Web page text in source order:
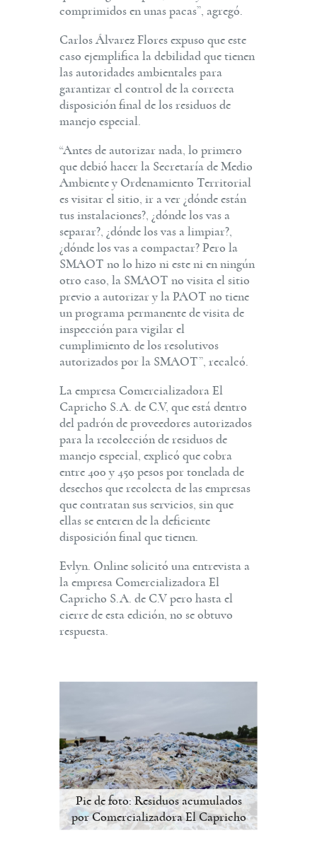
comprimidos en unas pacas”, agregó.
Carlos Álvarez Flores expuso que este
caso ejemplifica la debilidad que tienen
las autoridades ambientales para
garantizar el control de la correcta
disposición final de los residuos de
manejo especial.
“Antes de autorizar nada, lo primero
que debió hacer la Secretaría de Medio
Ambiente y Ordenamiento Territorial
es visitar el sitio, ir a ver ¿dónde están
tus instalaciones?, ¿dónde los vas a
separar?, ¿dónde los vas a limpiar?,
¿dónde los vas a compactar? Pero la
SMAOT no lo hizo ni este ni en ningún
otro caso, la SMAOT no visita el sitio
previo a autorizar y la PAOT no tiene
un programa permanente de visita de
inspección para vigilar el
cumplimiento de los resolutivos
autorizados por la SMAOT”, recalcó.
La empresa Comercializadora El
Capricho S.A. de C.V, que está dentro
del padrón de proveedores autorizados
para la recolección de residuos de
manejo especial, explicó que cobra
entre 400 y 450 pesos por tonelada de
desechos que recolecta de las empresas
que contratan sus servicios, sin que
ellas se enteren de la deficiente
disposición final que tienen.
Evlyn. Online solicitó una entrevista a
la empresa Comercializadora El
Capricho S.A. de C.V pero hasta el
cierre de esta edición, no se obtuvo
respuesta.
Pie de foto: Residuos acumulados
por Comercializadora El Capricho